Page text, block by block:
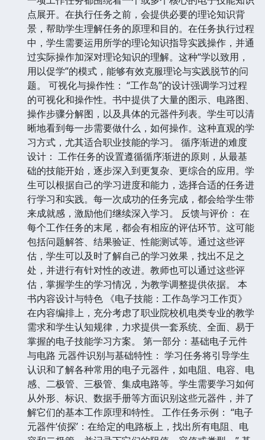
点展开。在执行任务之前，会提供必要的理论知识背
景，帮助学生理解任务的原理和目的。在任务执行过程
中，学生需要运用所学的理论知识指导实践操作，并通
过实际操作加深对理论知识的理解。这种“学以致用，
用以促学”的模式，能够有效克服理论与实践脱节的问
题。 可视化与操作性： “工作岛”的设计强调学习过程
的可视化和操作性。书中提供了大量的图示、电路图、
操作步骤分解图，以及具体的元器件列表。学生可以清
晰地看到每一步需要做什么，如何操作。这种直观的学
习方式，尤其适合职业技能的学习。 循序渐进的难度
设计： 工作任务的设置遵循循序渐进的原则，从最基
础的技能开始，逐步深入到更复杂、更综合的应用。学
生可以根据自己的学习进度和能力，选择合适的任务进
行学习和实践。每一次成功的任务完成，都会给学生带
来成就感，激励他们继续深入学习。 反馈与评价： 在
每个工作任务的末尾，都会有相应的评估环节。这可能
包括问题解答、结果验证、性能测试等。通过这些评
估，学生可以及时了解自己的学习效果，找出不足之
处，并进行有针对性的改进。教师也可以通过这些评
估，掌握学生的学习情况，为教学调整提供依据。 本
书内容设计与特色 《电子技能：工作岛学习工作页》
在内容编排上，充分考虑了职业院校机电类专业的教学
需求和学生认知规律，力求提供一套系统、全面、易于
掌握的电子技能学习方案。 第一部分：基础电子元件
与电路 元器件识别与基础特性： 学习任务将引导学生
认识和了解各种常用的电子元器件，如电阻、电容、电
感、二极管、三极管、集成电路等。学生需要学习如何
从外形、标识、数据手册等方面识别这些元器件，并了
解它们的基本工作原理和特性。 工作任务示例： “电子
元器件‘侦探’：在给定的电路板上，找出所有电阻、电